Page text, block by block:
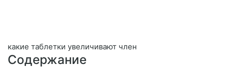
какие таблетки увеличивают член
Содержание